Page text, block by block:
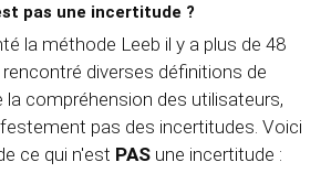
pas une incertitude ?
la méthode Leeb il y a plus de 48
diverses définitions de
la compréhension des utilisateurs,
pas des incertitudes. Voici
ce qui n'est PAS une incertitude :